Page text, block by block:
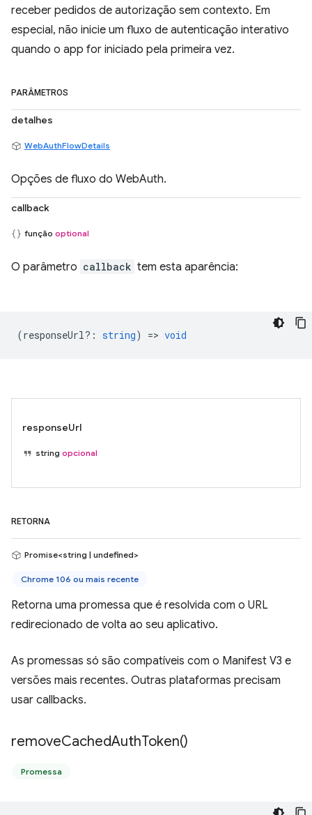
receber pedidos de autorização sem contexto. Em
especial, não inicie um fluxo de autenticação interativo
quando o app for iniciado pela primeira vez.
PARÂMETROS
detalhes
WebAuthFlowDetails
Opções de fluxo do WebAuth.
callback
função optional
O parâmetro callback tem esta aparência:
(responseUrl? : string) => void
responseUrl
string opcional
RETORNA
Promise<string | undefined>
Chrome 106 ou mais recente
Retorna uma promessa que é resolvida com o URL
redirecionado de volta ao seu aplicativo.
As promessas só são compatíveis com o Manifest V3 e
versões mais recentes. Outras plataformas precisam
usar callbacks.
removeCachedAuthToken()
Promessa